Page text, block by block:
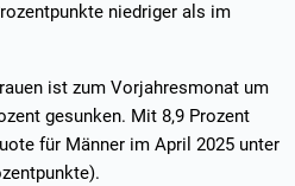
niedriger als im
ist zum Vorjahresmonat um
gesunken. Mit 8,9 Prozent
für Männer im April 2025 unter